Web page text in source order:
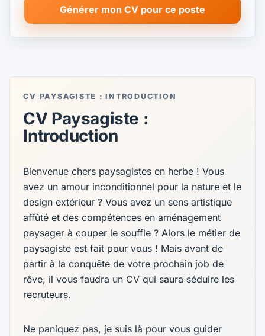
Générer mon CV pour ce poste
CV PAYSAGISTE : INTRODUCTION
CV Paysagiste :
Introduction
Bienvenue chers paysagistes en herbe ! Vous
avez un amour inconditionnel pour la nature et le
design extérieur ? Vous avez un sens artistique
affûté et des compétences en aménagement
paysager à couper le souffle ? Alors le métier de
paysagiste est fait pour vous ! Mais avant de
partir à la conquête de votre prochain job de
rêve, il vous faudra un CV qui saura séduire les
recruteurs.
Ne paniquez pas, je suis là pour vous guider